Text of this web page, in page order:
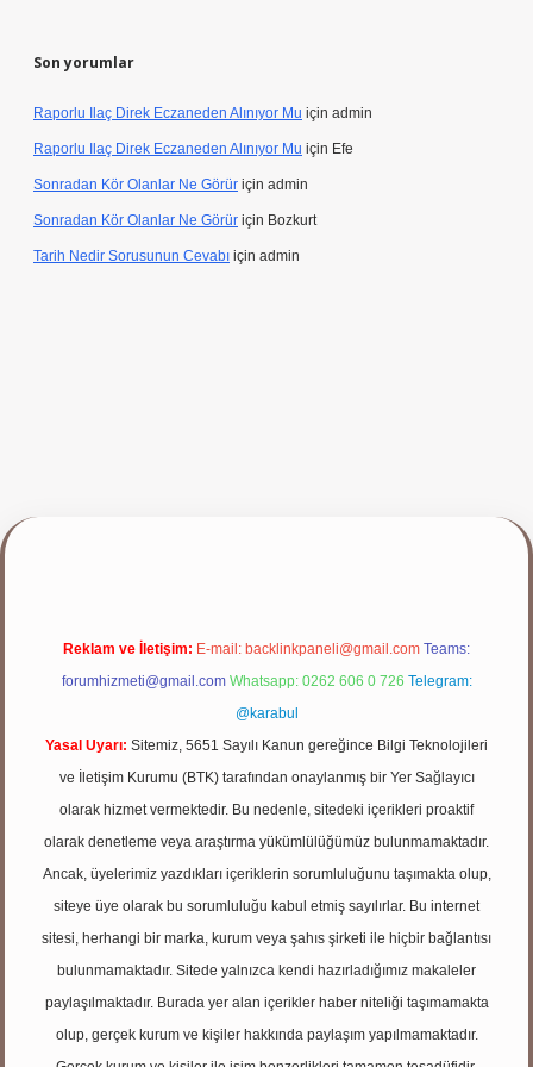
Son yorumlar
Raporlu Ilaç Direk Eczaneden Alınıyor Mu için admin
Raporlu Ilaç Direk Eczaneden Alınıyor Mu için Efe
Sonradan Kör Olanlar Ne Görür için admin
Sonradan Kör Olanlar Ne Görür için Bozkurt
Tarih Nedir Sorusunun Cevabı için admin
Reklam ve İletişim: E-mail: backlinkpaneli@gmail.com Teams:
forumhizmeti@gmail.com Whatsapp: 0262 606 0 726 Telegram:
@karabul
Yasal Uyarı: Sitemiz, 5651 Sayılı Kanun gereğince Bilgi Teknolojileri
ve İletişim Kurumu (BTK) tarafından onaylanmış bir Yer Sağlayıcı
olarak hizmet vermektedir. Bu nedenle, sitedeki içerikleri proaktif
olarak denetleme veya araştırma yükümlülüğümüz bulunmamaktadır.
Ancak, üyelerimiz yazdıkları içeriklerin sorumluluğunu taşımakta olup,
siteye üye olarak bu sorumluluğu kabul etmiş sayılırlar. Bu internet
sitesi, herhangi bir marka, kurum veya şahıs şirketi ile hiçbir bağlantısı
bulunmamaktadır. Sitede yalnızca kendi hazırladığımız makaleler
paylaşılmaktadır. Burada yer alan içerikler haber niteliği taşımamakta
olup, gerçek kurum ve kişiler hakkında paylaşım yapılmamaktadır.